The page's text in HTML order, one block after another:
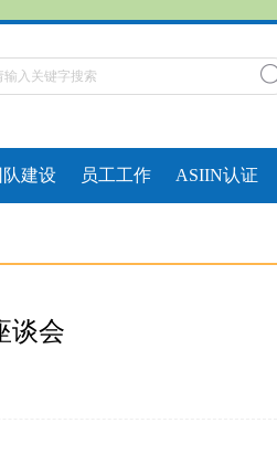
队建设 员工工作 ASIIN认证
谈会